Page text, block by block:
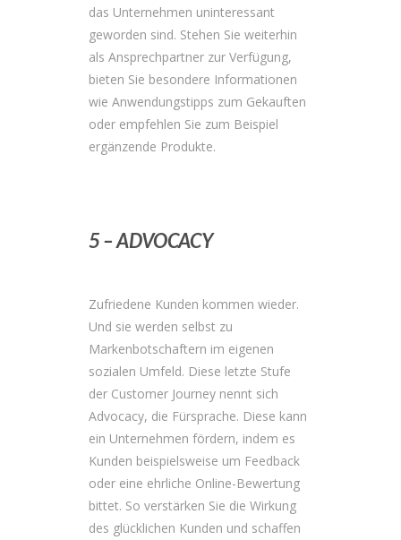
das Unternehmen uninteressant
geworden sind. Stehen Sie weiterhin
als Ansprechpartner zur Verfügung,
bieten Sie besondere Informationen
wie Anwendungstipps zum Gekauften
oder empfehlen Sie zum Beispiel
ergänzende Produkte.
5 – ADVOCACY
Zufriedene Kunden kommen wieder.
Und sie werden selbst zu
Markenbotschaftern im eigenen
sozialen Umfeld. Diese letzte Stufe
der Customer Journey nennt sich
Advocacy, die Fürsprache. Diese kann
ein Unternehmen fördern, indem es
Kunden beispielsweise um Feedback
oder eine ehrliche Online-Bewertung
bittet. So verstärken Sie die Wirkung
des glücklichen Kunden und schaffen